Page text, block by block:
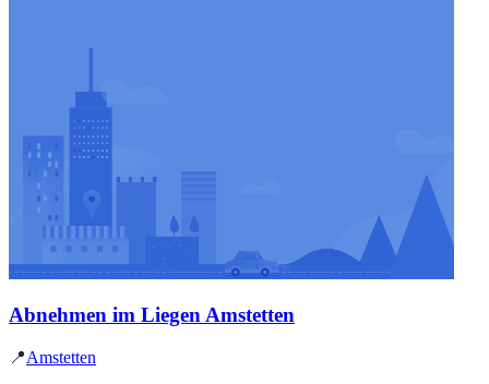
Abnehmen im Liegen Amstetten
📍Amstetten